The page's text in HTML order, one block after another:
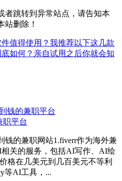
者跳转到异常站点，请告知本
站删除！
值得使用？我推荐以下这几款
如何？亲自试用之后你就会知
职平台
钱的兼职网站1.fiverr作为海外兼
关的服务，包括AI写作、AI绘
格在几美元到几百美元不等利
等AI工具，...